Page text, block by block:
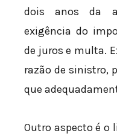
dois anos da
exigência do
de juros e multa.
razão de sinistro,
que
Outro aspecto é o